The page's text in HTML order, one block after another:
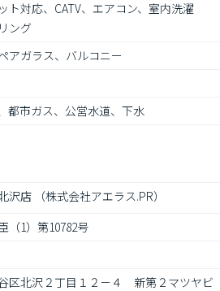
ト対応、CATV、エアコン、室内洗濯
ング
アガラス、バルコニー
都市ガス、公営水道、下水
沢店 （株式会社アエラス.PR）
（1）第10782号
区北沢２丁目１２－４　新第２マツヤビ